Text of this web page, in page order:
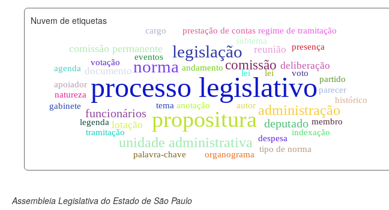
comissoes_permanentes_votacoes.xml
07-08-2026
documento_andamento.xml
07-08-2026
palavras_chave.xml
07-08-2026
legislacao_normas.xml
07-08-2026
legislacao_norma_anotacoes.xml
07-08-2026
Nuvem de etiquetas
Assembleia Legislativa do Estado de São Paulo